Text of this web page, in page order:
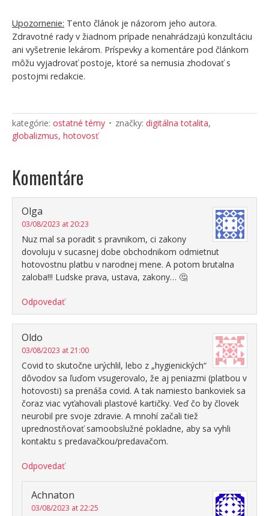
Upozornenie: Tento článok je názorom jeho autora.
Zdravotné rady v žiadnom prípade nenahrádzajú konzultáciu
ani vyšetrenie lekárom. Príspevky a komentáre pod článkom
môžu vyjadrovať postoje, ktoré sa nemusia zhodovať s
postojmi redakcie.
kategórie: ostatné témy značky: digitálna totalita,
globalizmus, hotovosť
Komentáre
Olga
03/08/2023 at 20:23
Nuz mal sa poradit s pravnikom, ci zakony
dovoluju v sucasnej dobe obchodnikom odmietnut
hotovostnu platbu v narodnej mene. A potom brutalna
zaloba!!! Ludske prava, ustava, zakony… 🤔
Odpovedať
Oldo
03/08/2023 at 21:00
Covid to skutočne urýchlil, lebo z „hygienických“
dôvodov sa ľuďom vsugerovalo, že aj peniazmi (platbou v
hotovosti) sa prenáša covid. A tak namiesto bankoviek sa
čoraz viac vyťahovali plastové kartičky. Veď čo by človek
neurobil pre svoje zdravie. A mnohí začali tiež
uprednostňovať samoobslužné pokladne, aby sa vyhli
kontaktu s predavačkou/predavačom.
Odpovedať
Achnaton
03/08/2023 at 22:25